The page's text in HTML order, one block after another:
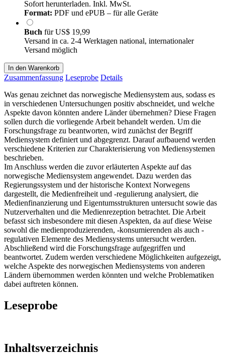
Sofort herunterladen. Inkl. MwSt.
Format: PDF und ePUB – für alle Geräte
Buch fürUS$ 19,99
Versand in ca. 2-4 Werktagen national, internationaler
Versand möglich
In den Warenkorb
Zusammenfassung Leseprobe Details
Was genau zeichnet das norwegische Mediensystem aus, sodass es
in verschiedenen Untersuchungen positiv abschneidet, und welche
Aspekte davon könnten andere Länder übernehmen? Diese Fragen
sollen durch die vorliegende Arbeit behandelt werden. Um die
Forschungsfrage zu beantworten, wird zunächst der Begriff
Mediensystem definiert und abgegrenzt. Darauf aufbauend werden
verschiedene Kriterien zur Charakterisierung von Mediensystemen
beschrieben.
Im Anschluss werden die zuvor erläuterten Aspekte auf das
norwegische Mediensystem angewendet. Dazu werden das
Regierungssystem und der historische Kontext Norwegens
dargestellt, die Medienfreiheit und -regulierung analysiert, die
Medienfinanzierung und Eigentumsstrukturen untersucht sowie das
Nutzerverhalten und die Medienrezeption betrachtet. Die Arbeit
befasst sich insbesondere mit diesen Aspekten, da auf diese Weise
sowohl die medienproduzierenden, -konsumierenden als auch -
regulativen Elemente des Mediensystems untersucht werden.
Abschließend wird die Forschungsfrage aufgegriffen und
beantwortet. Zudem werden verschiedene Möglichkeiten aufgezeigt,
welche Aspekte des norwegischen Mediensystems von anderen
Ländern übernommen werden könnten und welche Problematiken
dabei auftreten können.
Leseprobe
Inhaltsverzeichnis